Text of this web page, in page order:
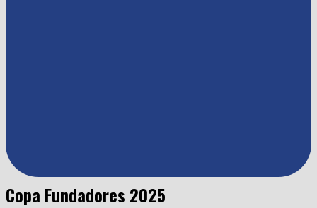
Copa Fundadores 2025